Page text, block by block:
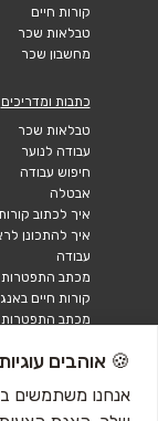
קורות חיים
טבלאות שכר
מחשבון שכר
כתבות ומדריכים
טבלאות שכר
עבודה לנוער
חיפוש עבודה
אבטלה
איך לכתוב
איך להתכונן
עבודה
מכתב התפטרות
קורות חיים
מכתב התפטרות
🍪 אוהבים